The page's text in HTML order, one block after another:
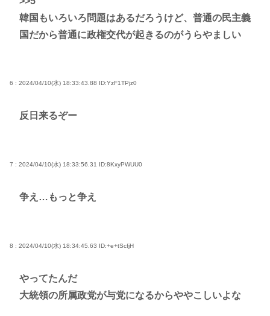
韓国もいろいろ問題はあるだろうけど、普通の民主義
国だから普通に政権交代が起きるのがうらやましい
6 : 2024/04/10(水) 18:33:43.88 ID:YzF1TPjz0
反日来るぞー
7 : 2024/04/10(水) 18:33:56.31 ID:8KxyPWUU0
争え…もっと争え
8 : 2024/04/10(水) 18:34:45.63 ID:+e+tScfjH
やってたんだ
大統領の所属政党が与党になるからややこしいよな